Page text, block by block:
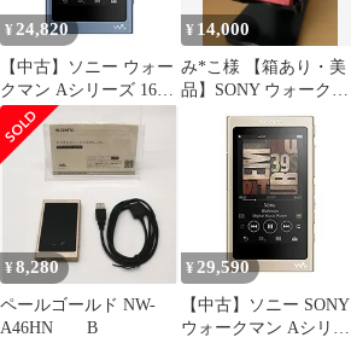
¥ 24,820
【中古】ソニー ウォー
クマン Aシリーズ 16GB
NW-A45 :
Bluetooth/microSD/ハイ
レゾ対応 最大39時間連
続再生 2017年モデル ム
ーンリットブルー NW-
A45 L
¥ 14,000
み*こ様 【箱あり・美
品】SONY ウォークマ
ン NW-A45
¥8,280
ペールゴールド NW-
A46HN B
¥ 29,590
【中古】ソニー SONY
ウォークマン Aシリー